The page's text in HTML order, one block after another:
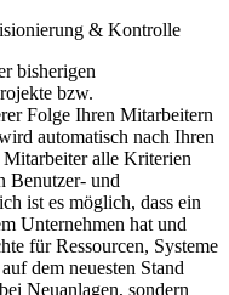
& Kontrolle
bisherigen
bzw.
Folge Ihren Mitarbeitern
automatisch nach Ihren
alle Kriterien
Benutzer- und
ist es möglich, dass ein
Unternehmen hat und
für Ressourcen, Systeme
dem neuesten Stand
Neuanlagen, sondern